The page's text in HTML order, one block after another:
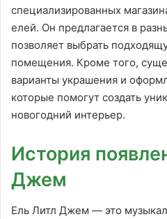
специализированных
елей. Он предлагается в
позволяет выбрать
помещения. Кроме того,
варианты украшения и
которые помогут создать
новогодний интерьер.
История
Джем
Ель Литл Джем — это